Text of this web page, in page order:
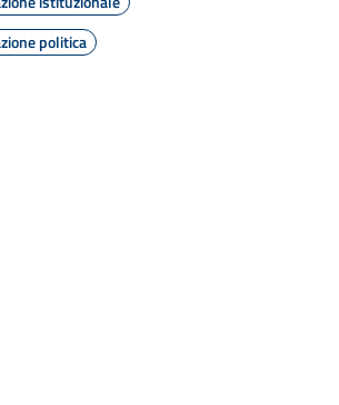
politica